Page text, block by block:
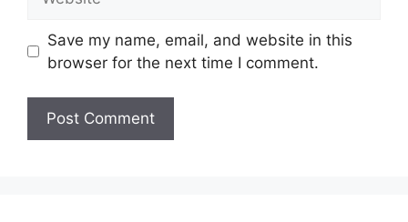
Save my name, email, and website in this
browser for the next time I comment.